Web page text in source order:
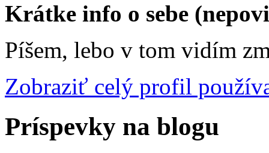
Krátke info o sebe
Píšem, lebo v tom vidím
Zobraziť celý profil
Príspevky na blogu